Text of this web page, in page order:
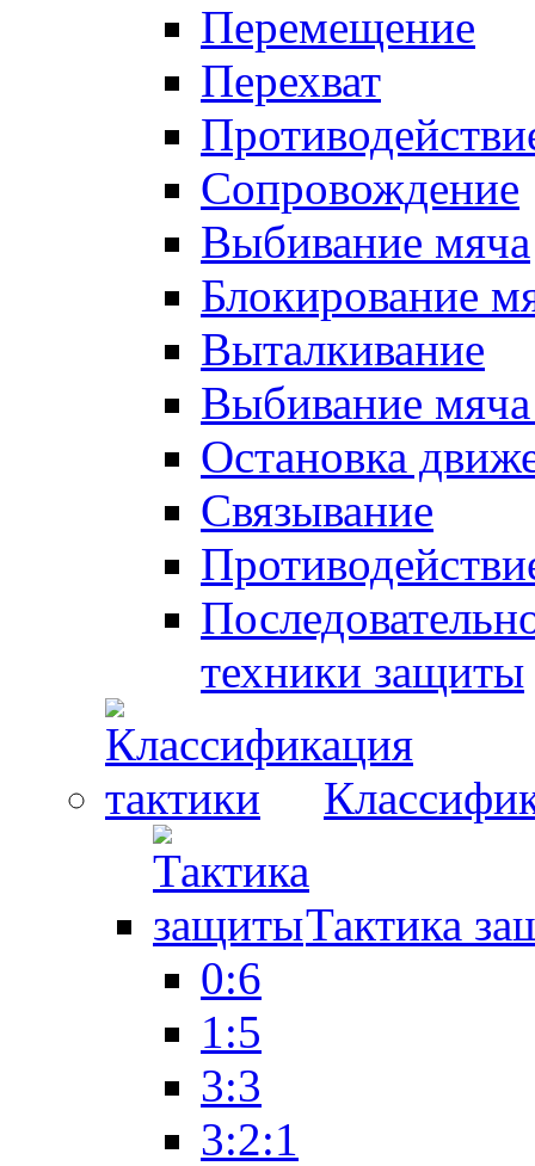
Перемещение
Перехват
Сопровождение
Выбивание мяча
Блокирование
Выталкивание
Выбивание
Остановка
Связывание
техники защиты
Тактика
0:6
1:5
3:3
3:2:1